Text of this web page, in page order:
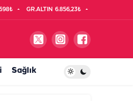
GR.ALTIN 6.856,23₺
Sağlık